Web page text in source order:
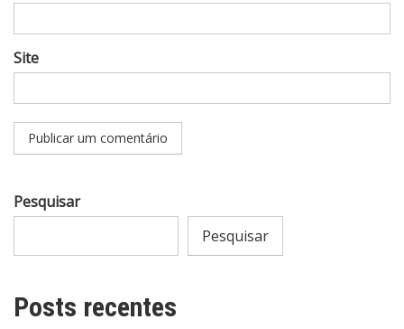
Site
Pesquisar
Pesquisar
Posts recentes